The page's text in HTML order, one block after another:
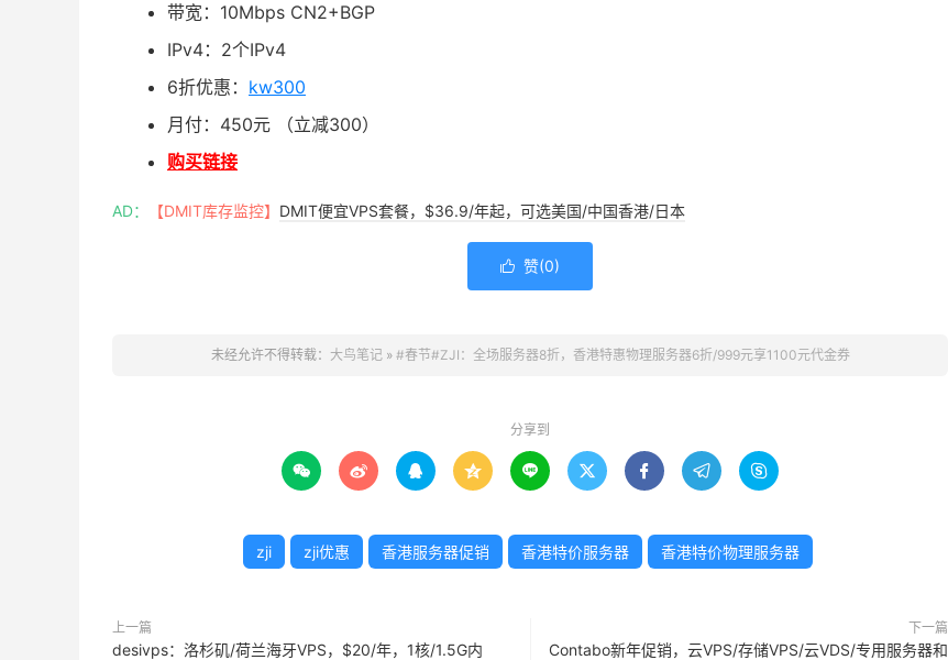
带宽：10Mbps CN2+BGP
IPv4：2个IPv4
6折优惠： kw300
月付：450元 （立减300）
购买链接
AD： 【DMIT库存监控】 DMIT便宜VPS套餐，$36.9/年起，可选美国/中国香港/日本
 赞(0)
未经允许不得转载： 大鸟笔记» #春节#ZJI：全场服务器8折，香港特惠物理服务器6折/999元享1100元代金券
分享到
        
zji zji优惠 香港服务器促销 香港特价服务器 香港特价物理服务器
上一篇
desivps：洛杉矶/荷兰海牙VPS，$20/年，1核/1.5G内
下一篇
Contabo新年促销，云VPS/存储VPS/云VDS/专用服务器和